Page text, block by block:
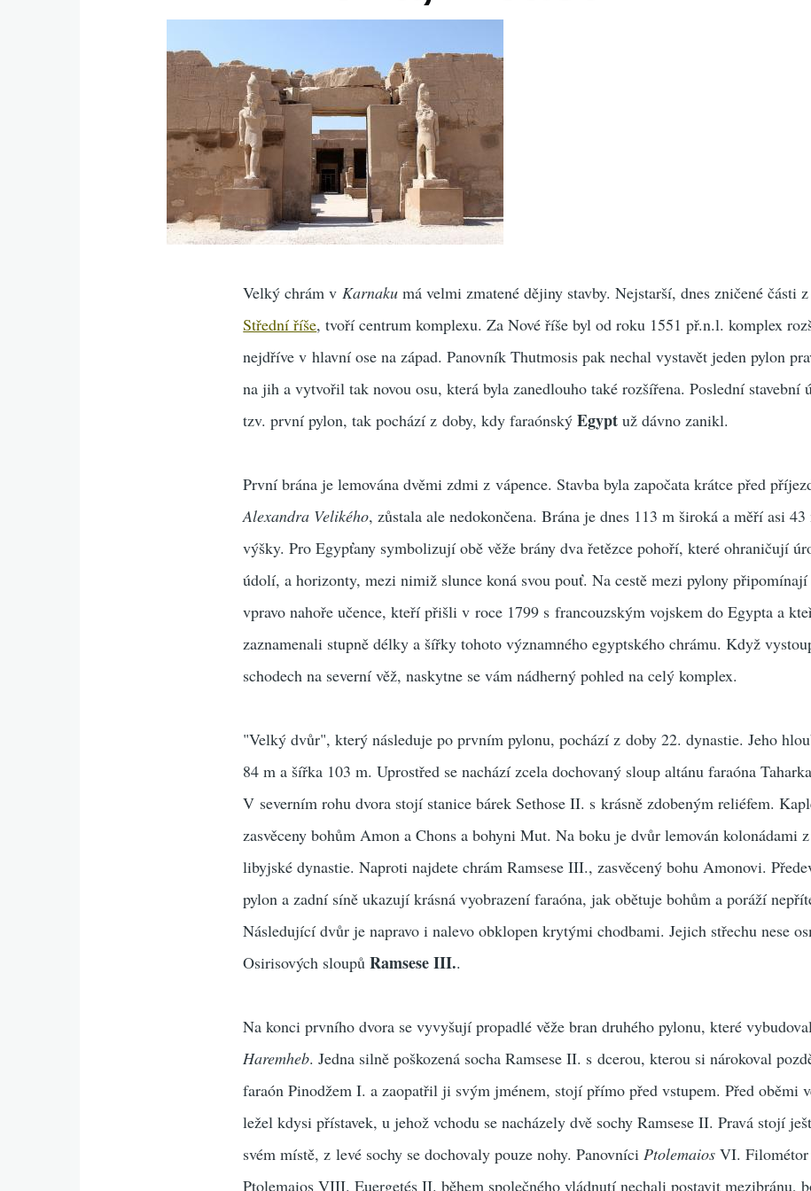
Velký chrám vKarnaku má velmi zmatené dějiny stavby. Nejstarší, dnes zničené části
Střední říše, tvoří centrum komplexu. Za Nové říše byl od roku 1551 př.n.l. komplex
nejdříve v hlavní ose na západ. Panovník Thutmosis pak nechal vystavět jeden pylon
na jih a vytvořil tak novou osu, která byla zanedlouho také rozšířena. Poslední stavební
tzv. první pylon, tak pochází z doby, kdy faraónskýEgypt už dávno zanikl.
První brána je lemována dvěmi zdmi z vápence. Stavba byla započata krátce před
Alexandra Velikého, zůstala ale nedokončena. Brána je dnes 113 m široká a měří asi
výšky. Pro Egypťany symbolizují obě věže brány dva řetězce pohoří, které ohraničují
údolí, a horizonty, mezi nimiž slunce koná svou pouť. Na cestě mezi pylony
vpravo nahoře učence, kteří přišli v roce 1799 s francouzským vojskem do Egypta a
zaznamenali stupně délky a šířky tohoto významného egyptského chrámu. Když
schodech na severní věž, naskytne se vám nádherný pohled na celý komplex.
"Velký dvůr", který následuje po prvním pylonu, pochází z doby 22. dynastie. Jeho
84 m a šířka 103 m. Uprostřed se nachází zcela dochovaný sloup altánu faraóna
V severním rohu dvora stojí stanice bárek Sethose II. s krásně zdobeným reliéfem.
zasvěceny bohům Amon a Chons a bohyni Mut. Na boku je dvůr lemován kolonádami
libyjské dynastie. Naproti najdete chrám Ramsese III., zasvěcený bohu Amonovi.
pylon a zadní síně ukazují krásná vyobrazení faraóna, jak obětuje bohům a poráží
Následující dvůr je napravo i nalevo obklopen krytými chodbami. Jejich střechu nese
Osirisových sloupůRamsese III..
Na konci prvního dvora se vyvyšují propadlé věže bran druhého pylonu, které
Haremheb. Jedna silně poškozená socha Ramsese II. s dcerou, kterou si nárokoval
faraón Pinodžem I. a zaopatřil ji svým jménem, stojí přímo před vstupem. Před oběmi
ležel kdysi přístavek, u jehož vchodu se nacházely dvě sochy Ramsese II. Pravá stojí
svém místě, z levé sochy se dochovaly pouze nohy. PanovníciPtolemaios VI. Filométor
Ptolemaios VIII. Euergetés II. během společného vládnutí nechali postavit mezibránu,